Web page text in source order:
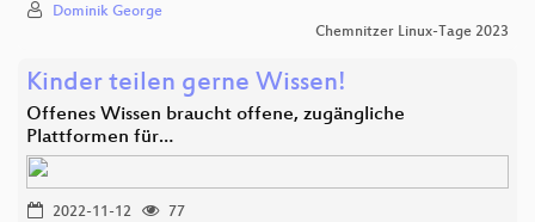
Dominik George
Chemnitzer Linux-Tage 2023
Kinder teilen gerne Wissen!
Offenes Wissen braucht offene, zugängliche
Plattformen für…
2022-11-12
77